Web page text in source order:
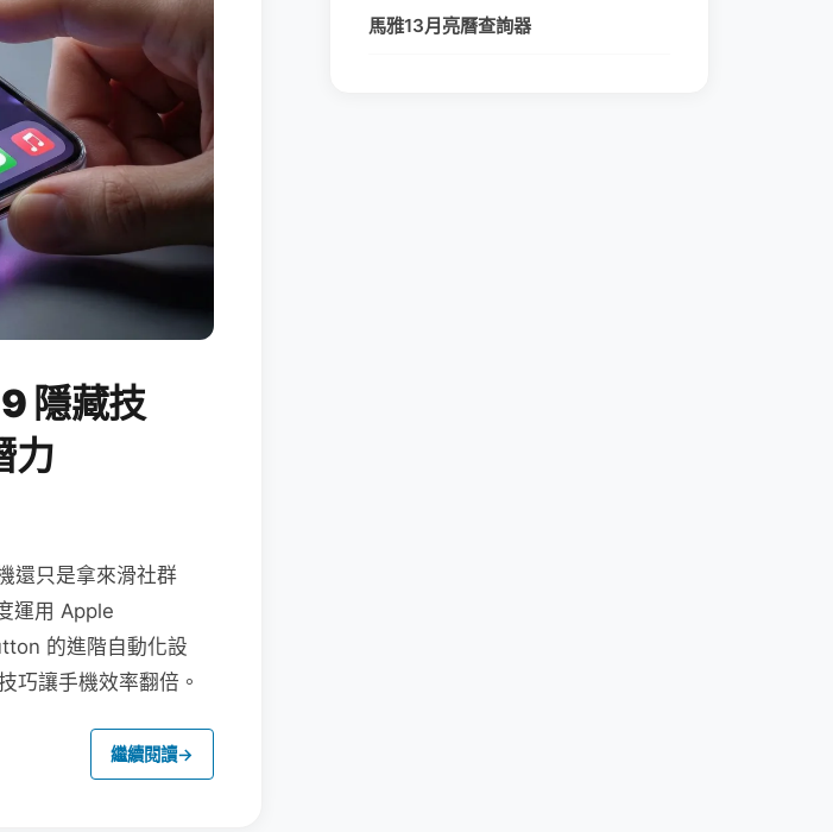
隱藏技
力
還只是拿來滑社群
運用 Apple
的進階自動化設
巧讓手機效率翻倍。
繼續閱讀→
馬雅13月亮曆查詢器